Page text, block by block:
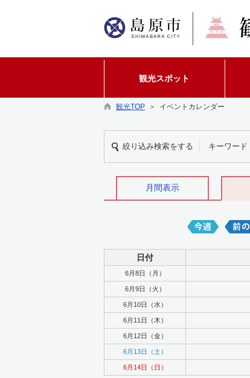
観光スポット
観光TOP ＞ イベントカレンダー
絞り込み検索をする キーワード
月間表示
日付
6月8日（月）
6月9日（火）
6月10日（水）
6月11日（木）
6月12日（金）
6月13日（土）
6月14日（日）